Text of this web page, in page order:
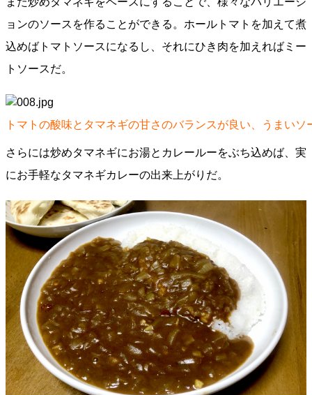
ョンのソースを作ることができる。ホールトマトを加えて煮
込めばトマトソースになるし、それにひき肉を加えればミー
トソースだ。
トマトの酸味とタマネギの甘さのバランスが良い、うまいソ
さらには炒めタマネギにお湯とカレールーをぶち込めば、実
にお手軽なタマネギカレーの出来上がりだ。